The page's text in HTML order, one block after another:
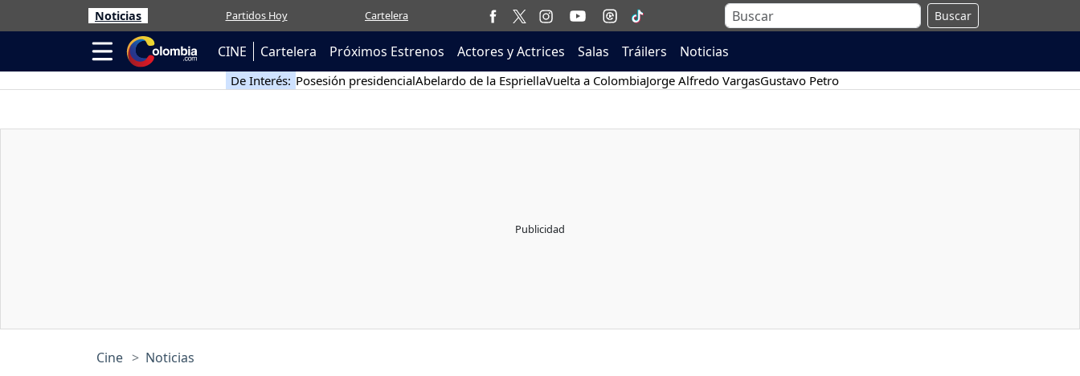
Noticias Partidos Hoy Cartelera Buscar
CINE Cartelera Próximos Estrenos Actores y Actrices Salas Tráilers Noticias
De Interés: Posesión presidencialAbelardo de la EspriellaVuelta a ColombiaJorge Alfredo VargasGustavo Petro
Cine Noticias